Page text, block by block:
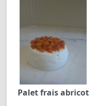
Palet frais abricot